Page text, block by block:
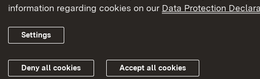
information regarding cookies on our Data Protection
Settings
Deny all cookies Accept all cookies